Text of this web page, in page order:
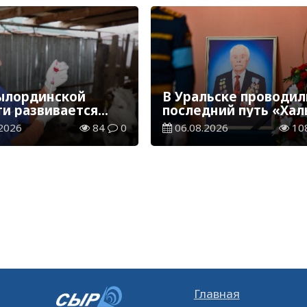
развивается
отрасль
84 0
В Уральске
последний путь
Қаһарманы» Ивана
Степановича Гапича
06.08.2026
Главная